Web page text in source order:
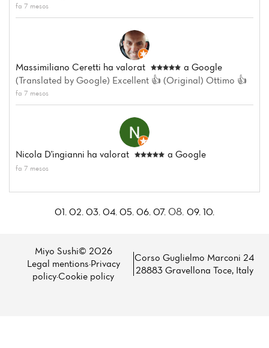
fa 7 mesos
Massimiliano Ceretti ha valorat
a Google
(Translated by Google) Excellent 👍 (Original) Ottimo 👍
fa 7 mesos
Nicola D'ingianni ha valorat a Google
fa 7 mesos
01. 02. 03. 04. 05. 06. 07. 08. 09. 10.
Miyo Sushi© 2026
Legal mentions·Privacy
policy·Cookie policy
Corso Guglielmo Marconi 24
28883 Gravellona Toce, Italy